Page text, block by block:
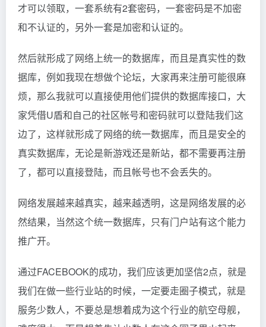
才可以领取，一套系统有2套密码，一套密码是不加密
和不认证的，另外一套是加密和认证的。
然后就形成了网络上统一的数据库，而且是真实性的数
据库，例如我现在想做个论坛，大家再来注册可能很麻
烦，那么我就可以直接使用他们提供的数据库接口，大
家凭借U盾和自己的社区帐号和密码就可以登陆我们这
边了，这样就形成了网络的统一数据库，而且是安全的
真实数据库，无论是新游戏还是新站，都不需要再注册
了，都可以直接登陆，而且帐号也不会丢失的。
网络发展越来越真实，越来越透明，这是网络发展的必
然结果，当然这个统一数据库，只有门户站有这个能力
推广开。
通过FACEBOOK的成功，我们应该更加坚信2点，就是
我们在做一些行业站的时候，一定要走圈子模式，就是
服务少数人，不要总是想着成为这个行业的航空母舰，